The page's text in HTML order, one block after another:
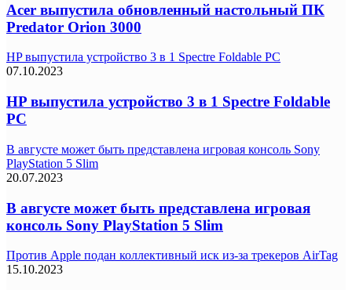
Acer выпустила обновленный настольный ПК
Predator Orion 3000
HP выпустила устройство 3 в 1 Spectre Foldable PC
07.10.2023
HP выпустила устройство 3 в 1 Spectre Foldable
PC
В августе может быть представлена игровая консоль Sony
PlayStation 5 Slim
20.07.2023
В августе может быть представлена игровая
консоль Sony PlayStation 5 Slim
Против Apple подан коллективный иск из-за трекеров AirTag
15.10.2023